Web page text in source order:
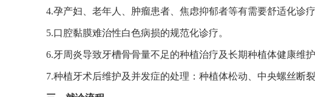
4.孕产妇、老年人、肿瘤患者、焦虑抑郁者等有需要舒适化诊疗
5.口腔黏膜难治性白色病损的规范化诊疗。
6.牙周炎导致牙槽骨骨量不足的种植治疗及长期种植体健康维护
7.种植牙术后维护及并发症的处理：种植体松动、中央螺丝断裂